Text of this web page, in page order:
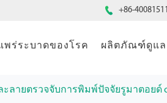
 +86-
พร่ระบาดของโรค ผลิตภัณฑ์ดูแล
ลายตรวจจับการพิมพ์ปัจจัยรูมาตอยด์